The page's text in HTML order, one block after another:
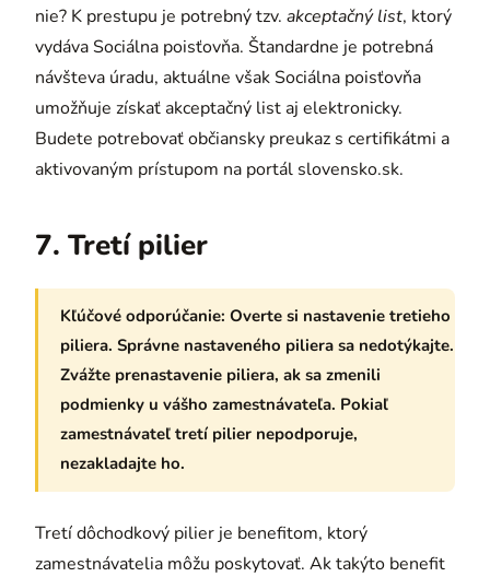
nie? K prestupu je potrebný tzv. akceptačný list, ktorý
vydáva Sociálna poisťovňa. Štandardne je potrebná
návšteva úradu, aktuálne však Sociálna poisťovňa
umožňuje získať akceptačný list aj elektronicky.
Budete potrebovať občiansky preukaz s certifikátmi a
aktivovaným prístupom na portál slovensko.sk.
7. Tretí pilier
Kľúčové odporúčanie: Overte si nastavenie tretieho
piliera. Správne nastaveného piliera sa nedotýkajte.
Zvážte prenastavenie piliera, ak sa zmenili
podmienky u vášho zamestnávateľa. Pokiaľ
zamestnávateľ tretí pilier nepodporuje,
nezakladajte ho.
Tretí dôchodkový pilier je benefitom, ktorý
zamestnávatelia môžu poskytovať. Ak takýto benefit